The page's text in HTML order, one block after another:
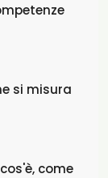
si misura
come